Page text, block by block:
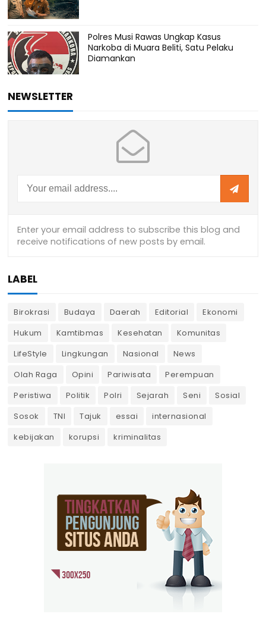
Polres Musi Rawas Ungkap Kasus
Narkoba di Muara Beliti, Satu Pelaku
Diamankan
NEWSLETTER
LABEL
Birokrasi Budaya Daerah Editorial
Ekonomi
Hukum
Kamtibmas Kesehatan
Komunitas
LifeStyle
Lingkungan Nasional
News
Olah Raga
Opini Pariwisata
Perempuan
Peristiwa
Politik Polri Sejarah Seni
Sosial
Sosok
TNI Tajuk essai
internasional
kebijakan
korupsi kriminalitas